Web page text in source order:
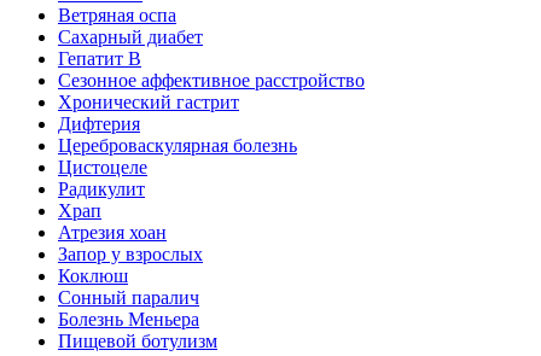
Ветряная оспа
Сахарный диабет
Гепатит B
Сезонное аффективное расстройство
Хронический гастрит
Дифтерия
Цереброваскулярная болезнь
Цистоцеле
Радикулит
Храп
Атрезия хоан
Запор у взрослых
Коклюш
Сонный паралич
Болезнь Меньера
Пищевой ботулизм